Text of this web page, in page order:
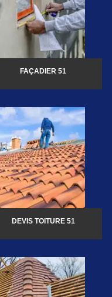
FAÇADIER 51
DEVIS TOITURE 51